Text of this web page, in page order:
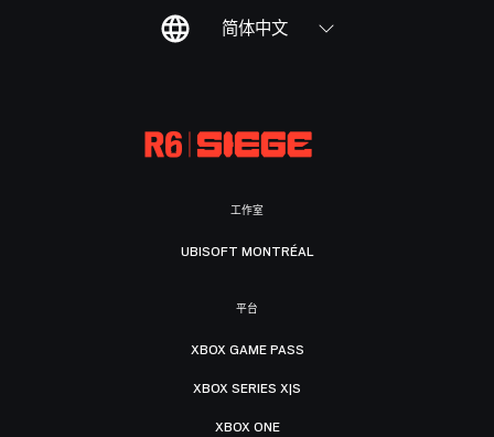
简体中文
工作室
UBISOFT MONTRÉAL
平台
XBOX GAME PASS
XBOX SERIES X|S
XBOX ONE